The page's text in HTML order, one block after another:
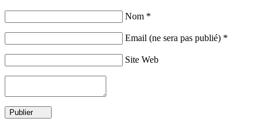
Nom *
Email (ne sera pas publié) *
Site Web